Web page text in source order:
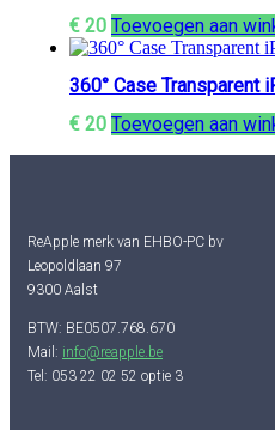
€ 20 Toevoegen aan
360° Case Transparent
€ 20 Toevoegen aan
ReApple merk van EHBO-PC bv
Leopoldlaan 97
9300 Aalst
BTW: BE0507.768.670
Mail: info@reapple.be
Tel: 053 22 02 52 optie 3